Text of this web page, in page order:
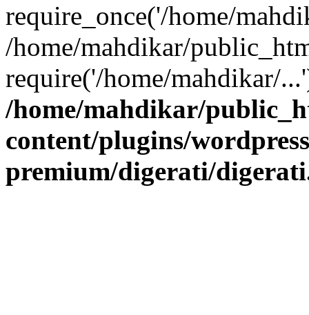
require_once('/home/
/home/mahdikar/
require('/home/mahdikar/
/home/mahdikar/
content/plugins/
premium/digerati/